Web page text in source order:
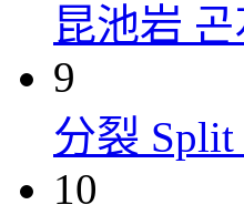
昆池岩
9
分裂 Split
10